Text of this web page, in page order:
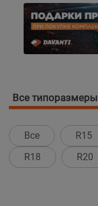
Все типоразмеры
Все R15
R18
R20